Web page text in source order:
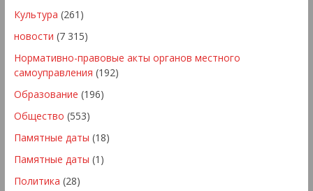
Культура (261)
новости (7 315)
Нормативно-правовые акты органов местного
самоуправления (192)
Образование (196)
Общество (553)
Памятные даты (18)
Памятные даты (1)
Политика (28)